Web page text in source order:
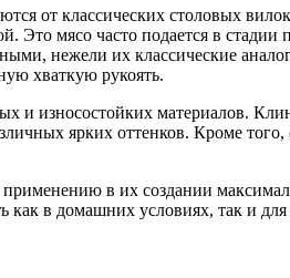
от классических столовых
Это мясо часто подается в
нежели их классические
хваткую рукоять.
и износостойких материалов.
ярких оттенков. Кроме того,
в их создании
в домашних условиях, так и для